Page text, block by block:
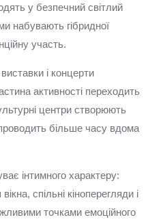
у безпечний світлий
набувають гібридної
участь.
і концерти
активності переходить
центри створюють
більше часу вдома
інтимного характеру:
спільні кіноперегляди і
точками емоційного